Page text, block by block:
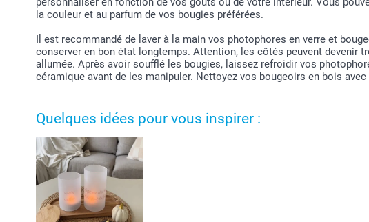
la couleur et au parfum de vos bougies préférées.
Il est recommandé de laver à la main vos photophores en verre et
conserver en bon état longtemps. Attention, les côtés peuvent devenir
allumée. Après avoir soufflé les bougies, laissez refroidir vos
céramique avant de les manipuler. Nettoyez vos bougeoirs en bois
Quelques idées pour vous inspirer :